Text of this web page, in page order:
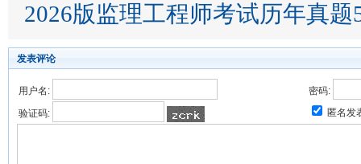
2026版监理工程师考试历年真
发表评论
用户名:
密码:
验证码:
匿名发